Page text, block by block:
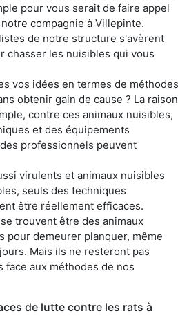
pour vous serait de faire appel
compagnie à Villepinte.
de notre structure s'avèrent
chasser les nuisibles qui vous
vos idées en termes de méthodes
obtenir gain de cause ? La raison
contre ces animaux nuisibles,
et des équipements
professionnels peuvent
virulents et animaux nuisibles
seuls des techniques
être réellement efficaces.
trouvent être des animaux
pour demeurer planquer, même
Mais ils ne resteront pas
face aux méthodes de nos
de lutte contre les rats à